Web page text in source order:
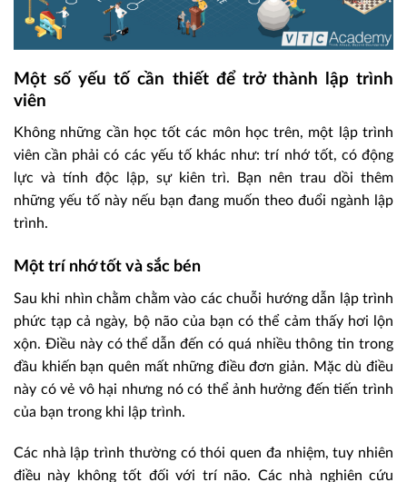
Một số yếu tố cần thiết để trở thành lập trình
viên
Không những cần học tốt các môn học trên, một lập trình
viên cần phải có các yếu tố khác như: trí nhớ tốt, có động
lực và tính độc lập, sự kiên trì. Bạn nên trau dồi thêm
những yếu tố này nếu bạn đang muốn theo đuổi ngành lập
trình.
Một trí nhớ tốt và sắc bén
Sau khi nhìn chằm chằm vào các chuỗi hướng dẫn lập trình
phức tạp cả ngày, bộ não của bạn có thể cảm thấy hơi lộn
xộn. Điều này có thể dẫn đến có quá nhiều thông tin trong
đầu khiến bạn quên mất những điều đơn giản. Mặc dù điều
này có vẻ vô hại nhưng nó có thể ảnh hưởng đến tiến trình
của bạn trong khi lập trình.
Các nhà lập trình thường có thói quen đa nhiệm, tuy nhiên
điều này không tốt đối với trí não. Các nhà nghiên cứu